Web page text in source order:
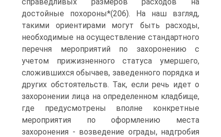
достойные похороны*(206). На наш взгляд,
такими ориентирами могут быть расходы,
необходимые на осуществление стандартного
перечня мероприятий по захоронению с
учетом прижизненного статуса умершего,
сложившихся обычаев, заведенного порядка и
других обстоятельств. Так, если речь идет о
захоронении лица на определенном кладбище,
где предусмотрены вполне конкретные
мероприятия по оформлению места
захоронения - возведение ограды, надгробия